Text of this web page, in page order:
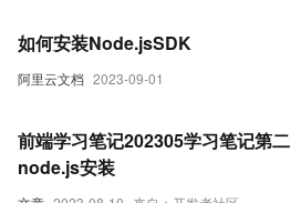
阿里云文档 2023-09-01
如何安装Node.jsSDK
前端学习笔记202305学习笔记第
node.js安装